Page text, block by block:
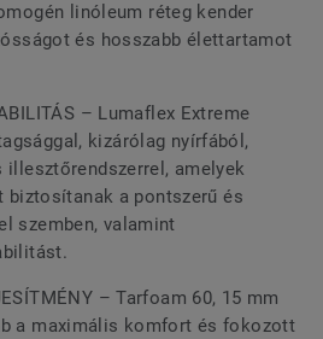
linóleum réteg kender
és hosszabb élettartamot
– Lumaflex Extreme
kizárólag nyírfából,
illesztőrendszerrel, amelyek
biztosítanak a pontszerű és
szemben, valamint
– Tarfoam 60, 15 mm
a maximális komfort és fokozott